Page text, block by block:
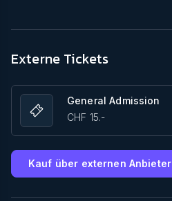
Externe Tickets
General Admission
CHF 15.-
Kauf über externen Anbieter